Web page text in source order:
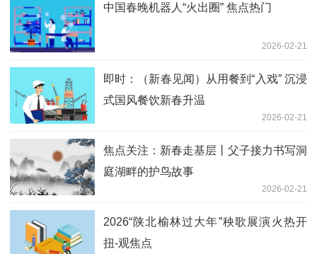
中国春晚机器人“火出圈” 焦点热门
2026-02-21
即时：（新春见闻）从用餐到“入戏” 沉浸
式国风餐饮新春升温
2026-02-21
焦点关注：新春走基层丨父子接力书写洞
庭湖畔的护鸟故事
2026-02-21
2026“陕北榆林过大年”秧歌展演火热开
扭-观焦点